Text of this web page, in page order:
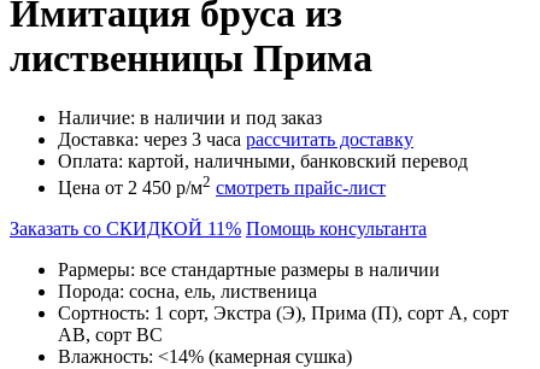
Имитация бруса из
лиственницы Прима
Наличие: в наличии и под заказ
Доставка: через 3 часа рассчитать доставку
Оплата: картой, наличными, банковский перевод
Цена от 2 450 р/м2 смотреть прайс-лист
Заказать со СКИДКОЙ 11% Помощь консультанта
Раpмеры: все стандартные размеры в наличии
Порода: сосна, ель, лиственица
Сортность: 1 сорт, Экстра (Э), Прима (П), сорт А, сорт
AB, сорт BC
Влажность: <14% (камерная сушка)